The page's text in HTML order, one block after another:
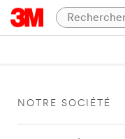
NOTRE SOCIÉTÉ